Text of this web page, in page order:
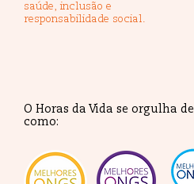
saúde, inclusão e
responsabilidade social.
O Horas da Vida se orgulha
como: